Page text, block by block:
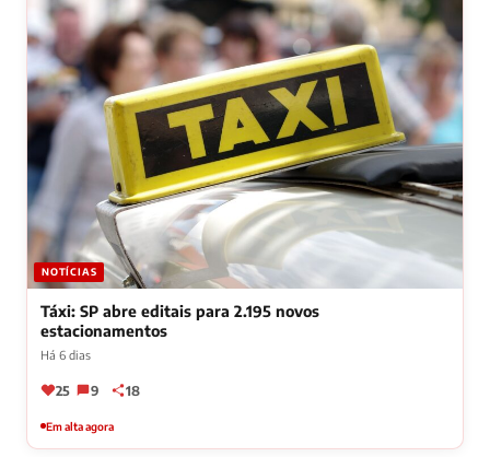
NOTÍCIAS
Táxi: SP abre editais para 2.195 novos
estacionamentos
Há 6 dias
25 9 18
Em alta agora